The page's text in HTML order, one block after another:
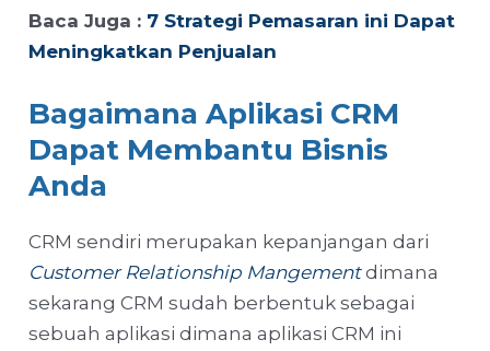
Baca Juga : 7 Strategi Pemasaran ini Dapat
Meningkatkan Penjualan
Bagaimana Aplikasi CRM
Dapat Membantu Bisnis
Anda
CRM sendiri merupakan kepanjangan dari
Customer Relationship Mangementdimana
sekarang CRM sudah berbentuk sebagai
sebuah aplikasi dimana aplikasi CRM ini